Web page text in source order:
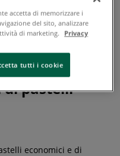
di pastelli
economici e di
accetta di memorizzare i
del sito, analizzare
di marketing.
Privacy
tutti i cookie